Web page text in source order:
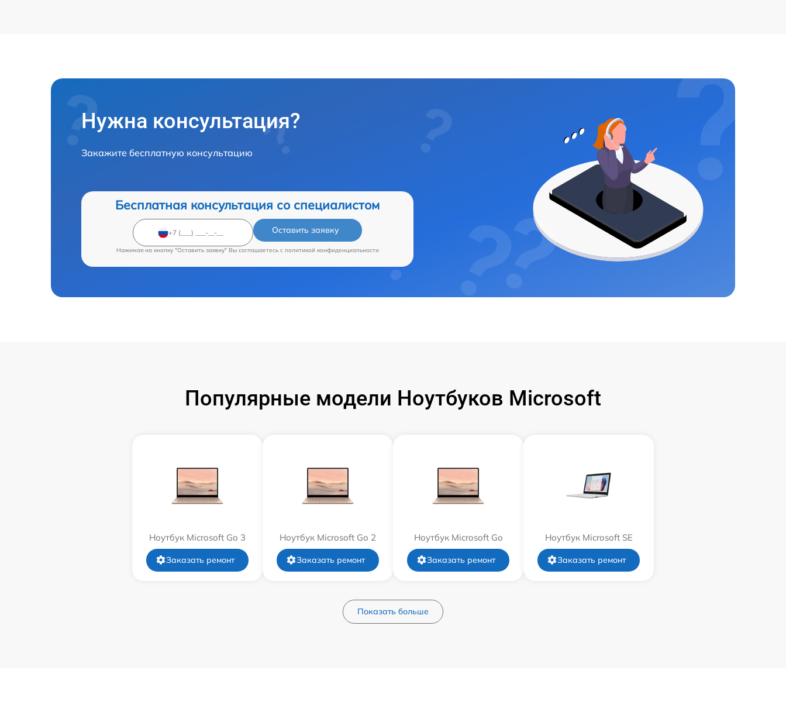
Нужна консультация?
Закажите бесплатную консультацию
Бесплатная консультация со специалистом
Оставить заявку
Нажимая на кнопку "Оставить заявку" Вы соглашаетесь c политикой конфиденциальности
Популярные модели Ноутбуков Microsoft
Ноутбук Microsoft Go 3
Заказать ремонт
Ноутбук Microsoft Go 2
Заказать ремонт
Ноутбук Microsoft Go
Заказать ремонт
Ноутбук Microsoft SE
Заказать ремонт
Показать больше